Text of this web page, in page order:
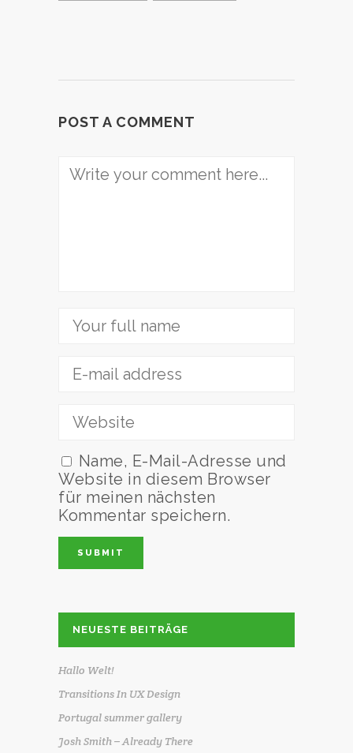
POST A COMMENT
Name, E-Mail-Adresse und
Website in diesem Browser
für meinen nächsten
Kommentar speichern.
NEUESTE BEITRÄGE
Hallo Welt!
Transitions In UX Design
Portugal summer gallery
Josh Smith – Already There